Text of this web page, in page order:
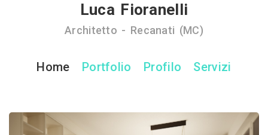
Luca Fioranelli
Architetto - Recanati (MC)
Home Portfolio Profilo Servizi